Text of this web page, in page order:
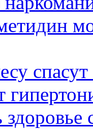
здоровье